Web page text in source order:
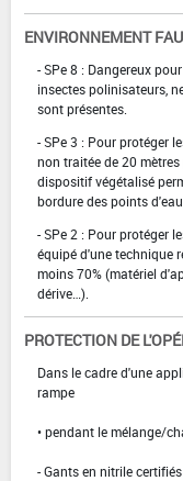
ENVIRONNEMENT
- SPe 8 : Dangereux
insectes polinisateurs,
sont présentes.
- SPe 3 : Pour protéger
non traitée de 20
dispositif végétalisé
bordure des points d'eau.
- SPe 2 : Pour protéger
équipé d'une technique
moins 70% (matériel
dérive…).
PROTECTION DE
Dans le cadre d'une
rampe
• pendant le mélange/
- Gants en nitrile